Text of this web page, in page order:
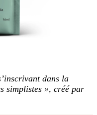
dans la
simplistes », créé par